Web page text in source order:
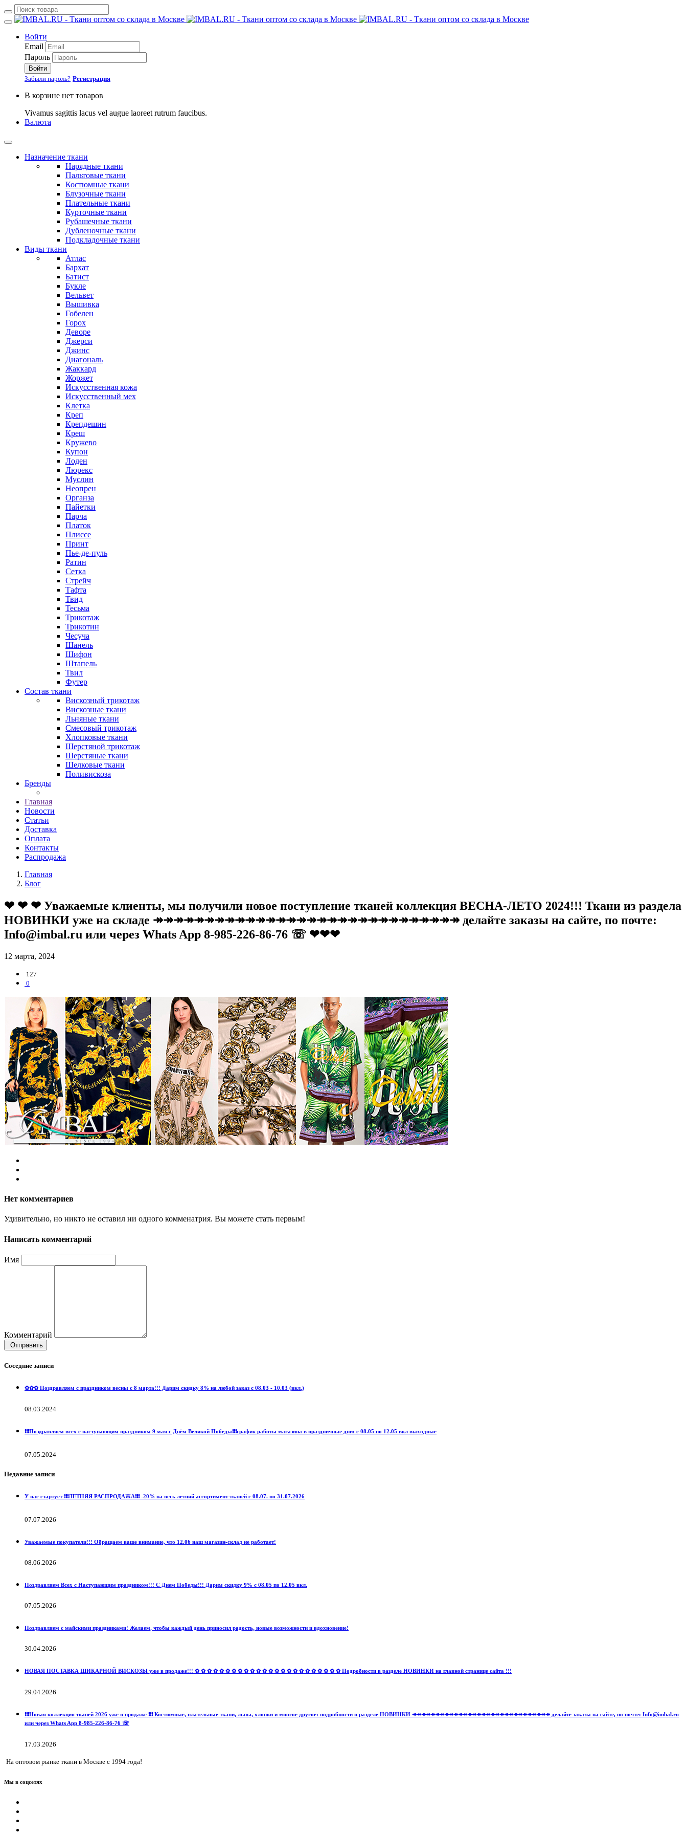
Войти
Email
Пароль
Войти
Забыли пароль? Регистрация
В корзине нет товаров
Vivamus sagittis lacus vel augue laoreet rutrum faucibus.
Валюта
Назначение ткани
Нарядные ткани
Пальтовые ткани
Костюмные ткани
Блузочные ткани
Плательные ткани
Курточные ткани
Рубашечные ткани
Дубленочные ткани
Подкладочные ткани
Виды ткани
Атлас
Бархат
Батист
Букле
Вельвет
Вышивка
Гобелен
Горох
Деворе
Джерси
Джинс
Диагональ
Жаккард
Жоржет
Искусственная кожа
Искусственный мех
Клетка
Креп
Крепдешин
Креш
Кружево
Купон
Лоден
Люрекс
Муслин
Неопрен
Органза
Пайетки
Парча
Платок
Плиссе
Принт
Пье-де-пуль
Ратин
Сетка
Стрейч
Тафта
Твид
Тесьма
Трикотаж
Трикотин
Чесуча
Шанель
Шифон
Штапель
Твил
Футер
Состав ткани
Вискозный трикотаж
Вискозные ткани
Льняные ткани
Смесовый трикотаж
Хлопковые ткани
Шерстяной трикотаж
Шерстяные ткани
Шелковые ткани
Поливискоза
Бренды
Главная
Новости
Статьи
Доставка
Оплата
Контакты
Распродажа
Главная
Блог
❤ ❤ ❤ Уважаемые клиенты, мы получили новое поступление тканей коллекция ВЕСНА-ЛЕТО 2024!!! Ткани из раздела
НОВИНКИ уже на складе ↠↠↠↠↠↠↠↠↠↠↠↠↠↠↠↠↠↠↠↠↠↠↠↠↠↠↠↠↠↠ делайте заказы на сайте, по почте:
Info@imbal.ru или через Whats App 8-985-226-86-76 ☏ ❤❤❤
12 марта, 2024
127
0
Нет комментариев
Удивительно, но никто не оставил ни одного комменатрия. Вы можете стать первым!
Написать комментарий
Имя
Комментарий
Отправить
Соседние записи
✿✿✿ Поздравляем с праздником весны с 8 марта!!! Дарим скидку 8% на любой заказ с 08.03 - 10.03 (вкл.)
08.03.2024
❗️❗️❗️Поздравляем всех с наступающим праздником 9 мая с Днём Великой Победы❗️❗️❗️график работы магазина в праздничные дни: с 08.05 по 12.05 вкл выходные
07.05.2024
Недавние записи
У нас стартует ❗️❗️❗️ЛЕТНЯЯ РАСПРОДАЖА❗️❗️❗️ -20% на весь летний ассортимент тканей с 08.07. по 31.07.2026
07.07.2026
Уважаемые покупатели!!! Обращаем ваше внимание, что 12.06 наш магазин-склад не работает!
08.06.2026
Поздравляем Всех с Наступающим праздником!!! С Днем Победы!!! Дарим скидку 9% с 08.05 по 12.05 вкл.
07.05.2026
Поздравляем с майскими праздниками! Желаем, чтобы каждый день приносил радость, новые возможности и вдохновение!
30.04.2026
НОВАЯ ПОСТАВКА ШИКАРНОЙ ВИСКОЗЫ уже в продаже!!! ✿ ✿ ✿ ✿ ✿ ✿ ✿ ✿ ✿ ✿ ✿ ✿ ✿ ✿ ✿ ✿ ✿ ✿ ✿ ✿ ✿ ✿ ✿ ✿ Подробности в разделе НОВИНКИ на главной странице сайта !!!
29.04.2026
❗️❗️❗️Новая коллекция тканей 2026 уже в продаже ❗️❗️❗️ Костюмные, плательные ткани, льны, хлопки и многое другое: подробности в разделе НОВИНКИ ↠↠↠↠↠↠↠↠↠↠↠↠↠↠↠↠↠↠↠↠↠↠↠↠↠↠↠↠↠↠ делайте заказы на сайте, по почте: Info@imbal.ru
или через Whats App 8-985-226-86-76 ☏
17.03.2026
На оптовом рынке ткани в Москве с 1994 года!
Мы в соцсетях